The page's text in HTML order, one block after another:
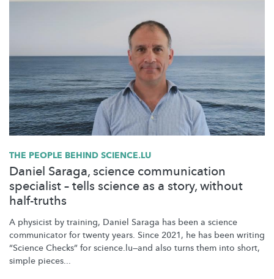
THE PEOPLE BEHIND SCIENCE.LU
Daniel Saraga, science communication
specialist – tells science as a story, without
half-truths
A physicist by training, Daniel Saraga has been a science
communicator for twenty years. Since 2021, he has been writing
“Science Checks” for science.lu—and also turns them into short,
simple pieces...